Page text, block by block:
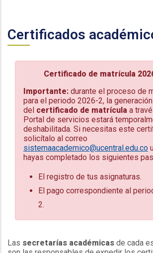
Certificados
Certificado de matrícula
Importante: durante el proceso de
para el periodo 2026-2, la generación
del certificado de matrícula a
Portal de servicios estará
deshabilitada. Si necesitas este
solicítalo al correo
sistemaacademico@ucentral.edu.co
hayas completado los siguientes
El registro de tus asignaturas.
El pago correspondiente al
2.
Las secretarías académicas de cada